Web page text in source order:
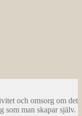
och omsorg om det
som man skapar själv.